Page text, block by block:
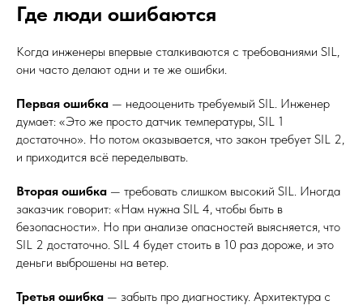
Где люди ошибаются
Когда инженеры впервые сталкиваются с требованиями SIL,
они часто делают одни и те же ошибки.
Первая ошибка — недооценить требуемый SIL. Инженер
думает: «Это же просто датчик температуры, SIL 1
достаточно». Но потом оказывается, что закон требует SIL 2,
и приходится всё переделывать.
Вторая ошибка — требовать слишком высокий SIL. Иногда
заказчик говорит: «Нам нужна SIL 4, чтобы быть в
безопасности». Но при анализе опасностей выясняется, что
SIL 2 достаточно. SIL 4 будет стоить в 10 раз дороже, и это
деньги выброшены на ветер.
Третья ошибка — забыть про диагностику. Архитектура с